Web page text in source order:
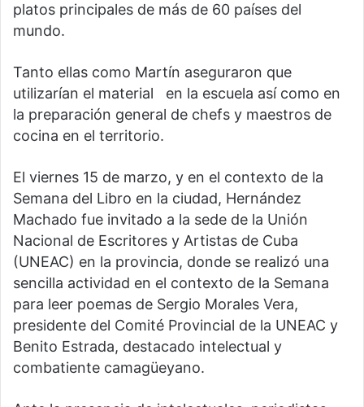
platos principales de más de 60 países del
mundo.
Tanto ellas como Martín aseguraron que
utilizarían el material en la escuela así como en
la preparación general de chefs y maestros de
cocina en el territorio.
El viernes 15 de marzo, y en el contexto de la
Semana del Libro en la ciudad, Hernández
Machado fue invitado a la sede de la Unión
Nacional de Escritores y Artistas de Cuba
(UNEAC) en la provincia, donde se realizó una
sencilla actividad en el contexto de la Semana
para leer poemas de Sergio Morales Vera,
presidente del Comité Provincial de la UNEAC y
Benito Estrada, destacado intelectual y
combatiente camagüeyano.